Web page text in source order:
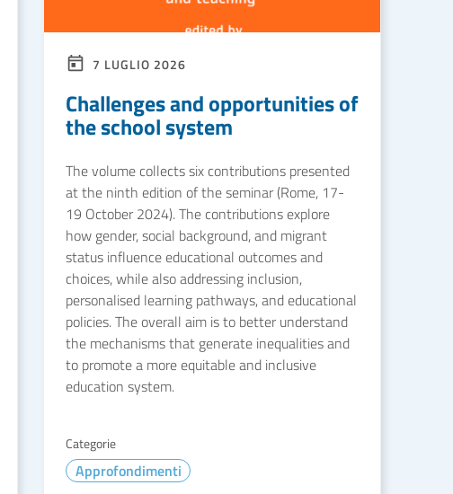
7 LUGLIO 2026
Challenges and opportunities of
the school system
The volume collects six contributions presented
at the ninth edition of the seminar (Rome, 17-
19 October 2024). The contributions explore
how gender, social background, and migrant
status influence educational outcomes and
choices, while also addressing inclusion,
personalised learning pathways, and educational
policies. The overall aim is to better understand
the mechanisms that generate inequalities and
to promote a more equitable and inclusive
education system.
Categorie
Approfondimenti